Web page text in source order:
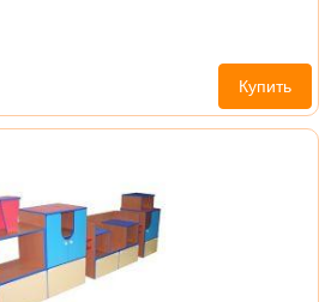
Купить